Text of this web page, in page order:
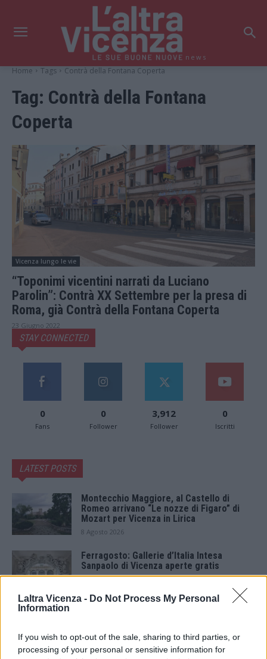
Laltra Vicenza - Do Not Process My Personal
Information
If you wish to opt-out of the sale, sharing to third parties, or
processing of your personal or sensitive information for
news
Home Tags Contrà della Fontana Coperta
Tag: Contrà della Fontana
Coperta
Vicenza lungo le vie
“Toponimi vicentini narrati da Luciano
Parolin”: Contrà XX Settembre per la presa di
Roma, già Contrà della Fontana Coperta
23 Giugno 2022
STAY CONNECTED
0
Fans
0
Follower
3,912
Follower
0
Iscritti
LATEST POSTS
Montecchio Maggiore, al Castello di
Romeo arrivano “Le nozze di Figaro” di
Mozart per Vicenza in Lirica
8 Agosto 2026
Ferragosto: Gallerie d’Italia Intesa
Sanpaolo di Vicenza aperte gratis
7 Agosto 2026
Scledum film festival
6 Agosto 2026